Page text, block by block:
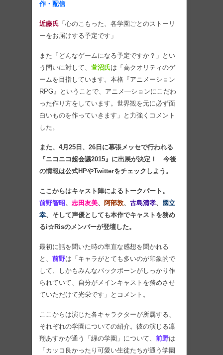
作・配信
近藤氏 「心のこもった、各学園ごとのストーリ
ーをお届けする予定です」
また「どんなゲームになる予定ですか？」とい
う問いに対して、 萱沼氏は「高クオリティのゲ
ームを目指しています。本格『アニメーション
RPG』ということで、アニメ―ションにこだわ
った作り方をしています。世界観を元に必ず面
白いものを作っていきます」と力強くコメント
した。
また、4月25日、26日に幕張メッセで行われる
『ニコニコ超会議2015』に出展が決定！ 今後
の情報は公式HPやTwitterをチェックしよう。
ここからはキャスト陣によるトークパート。
前野智昭、 志田友美、 阿部敦、 古島清孝、
國立
幸、そして声優としても本作でキャストを務め
るi☆Risのメンバーが登壇した。
最初に話を聞いた時の率直な感想を聞かれる
と、 前野は「キャラがとても多いのが印象的で
して、しかもみんなバックボーンがしっかり作
られていて、自分がメインキャストを務めさせ
ていただけて光栄です」とコメント。
ここからは演じた各キャラクターが所属する、
それぞれの学園についての紹介。彼の演じる凛
翔あすかが通う「緑の学園」について、 前野は
「カッコ良かったり可愛い生徒たちが通う学園